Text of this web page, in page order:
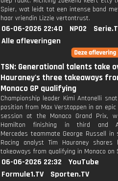
Spier, wat leidt tot een intense band
haar vriendin Lizzie vertontrust.
06-06-2026 22:40 NPO2
Alle afleveringen
TSN: Generational talents take
Hauraney's three takeaways
Monaco GP qualifying
Championship leader Kimi Antonelli
position from Max Verstappen in an epic
session at the Monaco Grand Prix,
Hamilton finishing in third and
Mercedes teammate George Russell in
Racing analyst Tim Hauraney
takeaways from qualifying in Monaco on
06-06-2026 22:32
YouTube
Formule1.TV
Sporten.TV